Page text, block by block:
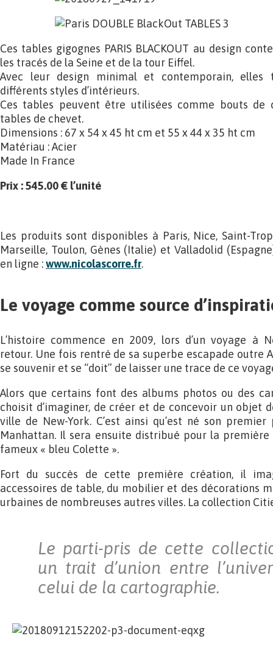
Ces tables gigognes PARIS BLACKOUT au design
les tracés de la Seine et de la tour Eiffel.
Avec leur design minimal et contemporain, elles
différents styles d’intérieurs.
Ces tables peuvent être utilisées comme bouts de
tables de chevet.
Dimensions : 67 x 54 x 45 ht cm et 55 x 44 x 35 ht cm
Matériau : Acier
Made In France
Prix : 545.00 € l’unité
Les produits sont disponibles à Paris, Nice, Saint-
Marseille, Toulon, Gènes (Italie) et Valladolid
en ligne :www.nicolascorre.fr.
Le voyage comme source
L’histoire commence en 2009, lors d’un voyage à
retour. Une fois rentré de sa superbe escapade outre
se souvenir et se “doit” de laisser une trace de ce
Alors que certains font des albums photos ou des
choisit d’imaginer, de créer et de concevoir un objet
ville de New-York. C’est ainsi qu’est né son
Manhattan. Il sera ensuite distribué pour la
fameux « bleu Colette ».
Fort du succès de cette première création, il
accessoires de table, du mobilier et des décorations
urbaines de nombreuses autres villes. La collection
Le parti-pris de cette
un trait d’union entre
celui de la cartographie.